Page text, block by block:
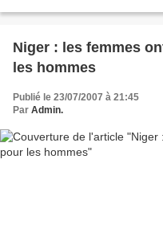
Niger : les femmes
les hommes
Publié le 23/07/2007 à 21:45
Par Admin.